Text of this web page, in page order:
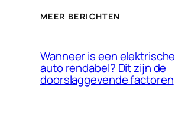
MEER BERICHTEN
Wanneer is een elektrische
auto rendabel? Dit zijn de
doorslaggevende factoren